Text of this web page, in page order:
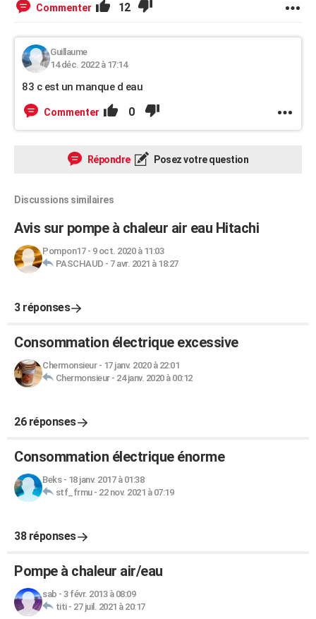
Commenter 12
Guillaume
14 déc. 2022 à 17:14
83 c est un manque d eau
Commenter 0
Répondre Posez votre question
Discussions similaires
Avis sur pompe à chaleur air eau Hitachi
Pompon17- 9 oct. 2020 à 11:03
PASCHAUD - 7 avr. 2021 à 18:27
3 réponses
Consommation électrique excessive
Chermonsieur- 17 janv. 2020 à 22:01
Chermonsieur- 24 janv. 2020 à 00:12
26 réponses
Consommation électrique énorme
Beks- 18 janv. 2017 à 01:38
stf_frmu- 22 nov. 2021 à 07:19
38 réponses
Pompe à chaleur air/eau
sab - 3 févr. 2013 à 08:09
titi- 27 juil. 2021 à 20:17